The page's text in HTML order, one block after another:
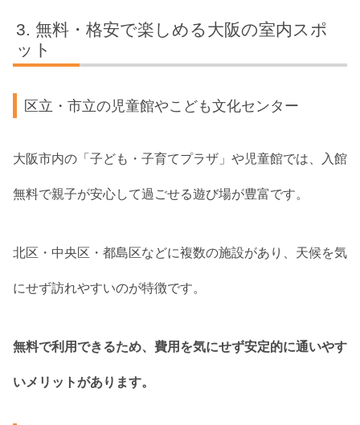
無料・格安で楽しめる大阪の室内スポ
ット
区立・市立の児童館やこども文化センター
大阪市内の「子ども・子育てプラザ」や児童館では、入館
無料で親子が安心して過ごせる遊び場が豊富です。
北区・中央区・都島区などに複数の施設があり、天候を気
にせず訪れやすいのが特徴です。
無料で利用できるため、費用を気にせず安定的に通いやす
いメリットがあります。